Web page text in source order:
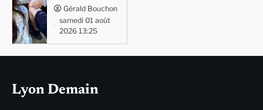
Gérald Bouchon
samedi 01 août
2026 13:25
Lyon Demain